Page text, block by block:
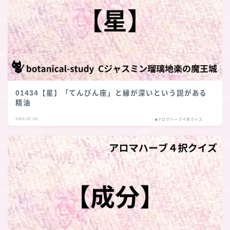
01434【星】「てんびん座」と縁が深いという説がある
精油
2026.07.30 ■アロマハーブ４択クイズ